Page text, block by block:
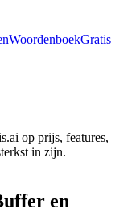
WoordenboekGratis
op prijs, features,
in zijn.
en